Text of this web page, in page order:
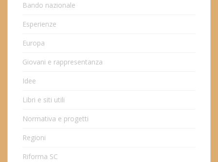
Bando nazionale
Esperienze
Europa
Giovani e rappresentanza
Idee
Libri e siti utili
Normativa e progetti
Regioni
Riforma SC